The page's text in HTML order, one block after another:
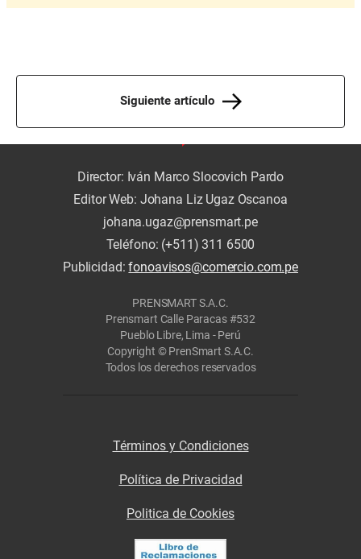
Siguiente artículo
Director: Iván Marco Slocovich Pardo
Editor Web: Johana Liz Ugaz Oscanoa
johana.ugaz@prensmart.pe
Teléfono: (+511) 311 6500
Publicidad:fonoavisos@comercio.com.pe
PRENSMART S.A.C.
Prensmart Calle Paracas #532
Pueblo Libre, Lima - Perú
Copyright © PrenSmart S.A.C.
Todos los derechos reservados
Términos y Condiciones
Política de Privacidad
Politica de Cookies